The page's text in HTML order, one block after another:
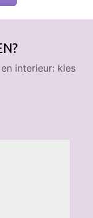
interieur: kies